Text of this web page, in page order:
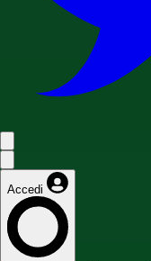
Accedi